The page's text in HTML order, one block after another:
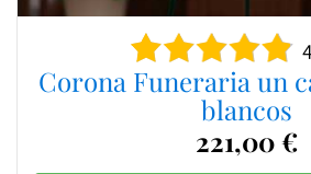
Corona Funeraria un
blancos
221,00 €